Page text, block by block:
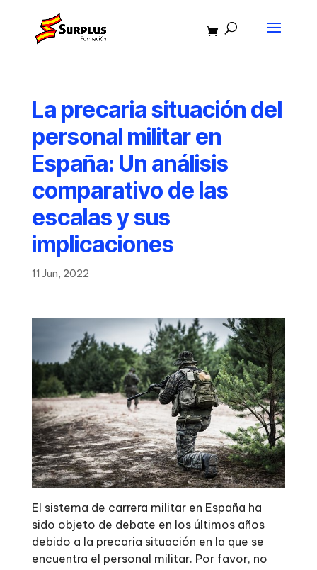
La precaria situación del
personal militar en
España: Un análisis
comparativo de las
escalas y sus
implicaciones
11 Jun, 2022
El sistema de carrera militar en España ha
sido objeto de debate en los últimos años
debido a la precaria situación en la que se
encuentra el personal militar. Por favor, no